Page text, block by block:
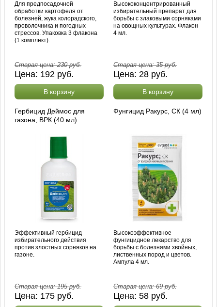
Для предпосадочной
обработки картофеля от
болезней, жука колорадского,
проволочника и погодных
стрессов. Упаковка 3 флакона
(1 комплект).
Старая цена:230руб.
Цена: 192 руб.
В корзину
Высококонцентрированный
избирательный препарат для
борьбы с злаковыми сорняками
на овощных культурах. Флакон
4 мл.
Старая цена:35руб.
Цена: 28 руб.
В корзину
Гербицид Деймос для
газона, ВРК (40 мл)
Эффективный гербицид
избирательного действия
против злостных сорняков на
газоне.
Старая цена:195руб.
Цена: 175 руб.
Фунгицид Ракурс, СК (4 мл)
Высокоэффективное
фунгицидное лекарство для
борьбы с болезнями хвойных,
лиственных пород и цветов.
Ампула 4 мл.
Старая цена:69руб.
Цена: 58 руб.